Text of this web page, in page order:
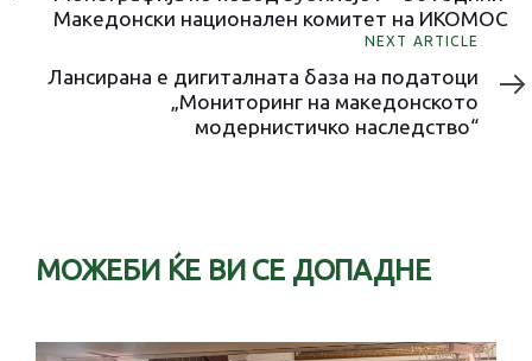
ArticleЛансирана е дигиталната база на податоци
„Мониторинг на македонското
модернистичко наследство“